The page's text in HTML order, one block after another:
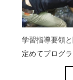
学習指導要領
定めてプログ